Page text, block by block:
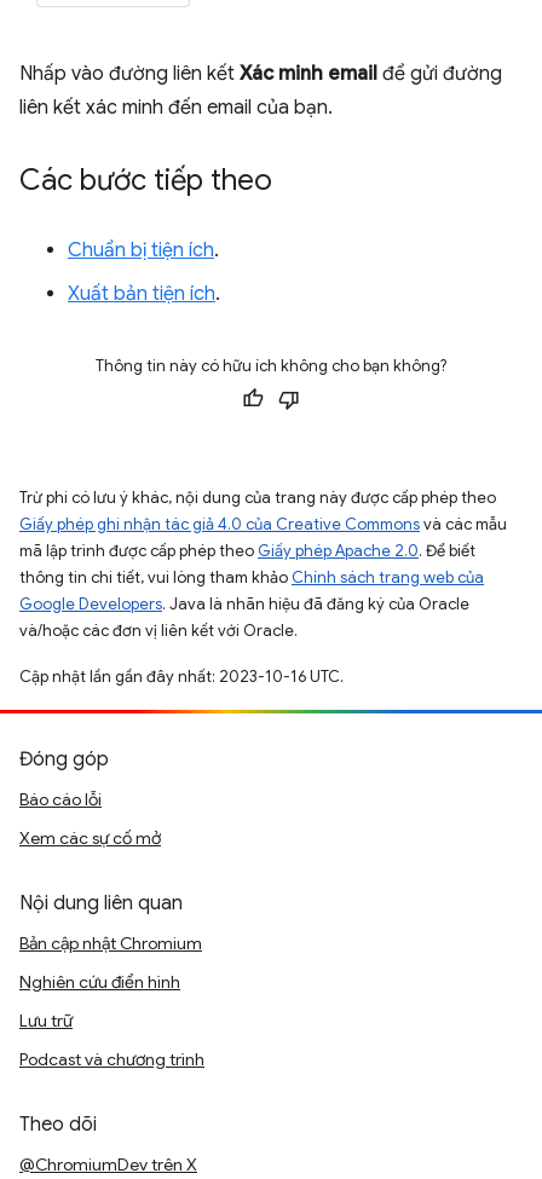
Nhấp vào đường liên kết Xác minh email để gửi đường
liên kết xác minh đến email của bạn.
Các bước tiếp theo
Chuẩn bị tiện ích.
Xuất bản tiện ích.
Thông tin này có hữu ích không cho bạn không?
Trừ phi có lưu ý khác, nội dung của trang này được cấp phép theo
Giấy phép ghi nhận tác giả 4.0 của Creative Commonsvà các mẫu
mã lập trình được cấp phép theo Giấy phép Apache 2.0. Để biết
thông tin chi tiết, vui lòng tham khảo Chính sách trang web của
Google Developers. Java là nhãn hiệu đã đăng ký của Oracle
và/hoặc các đơn vị liên kết với Oracle.
Cập nhật lần gần đây nhất: 2023-10-16 UTC.
Đóng góp
Báo cáo lỗi
Xem các sự cố mở
Nội dung liên quan
Bản cập nhật Chromium
Nghiên cứu điển hình
Lưu trữ
Podcast và chương trình
Theo dõi
@ChromiumDev trên X